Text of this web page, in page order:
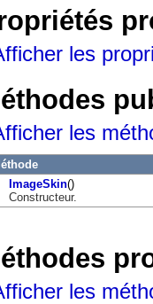
les
les
ImageSkin()
Constructeur.
les